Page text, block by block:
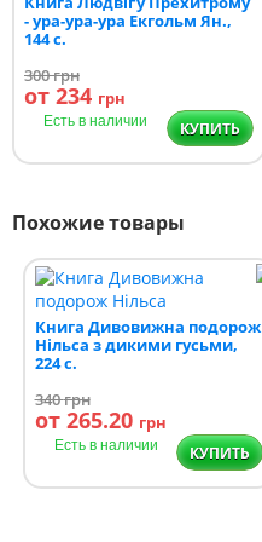
- ура-ура-ура Екгольм Ян.,
144 с.
300грн
от 234 грн
Есть в наличии КУПИТЬ
Похожие товары
Книга Дивовижна подорож
Нільса з дикими гусьми,
224 с.
340грн
от 265.20 грн
Есть в наличии КУПИТЬ